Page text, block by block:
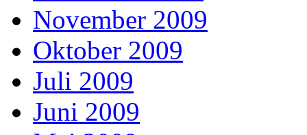
November 2009
Oktober 2009
Juli 2009
Juni 2009